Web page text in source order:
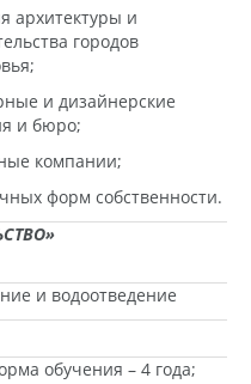
архитектуры и
городов
и дизайнерские
и бюро;
компании;
форм собственности.
и водоотведение
обучения – 4 года;